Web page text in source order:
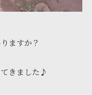
ますか？
きました♪